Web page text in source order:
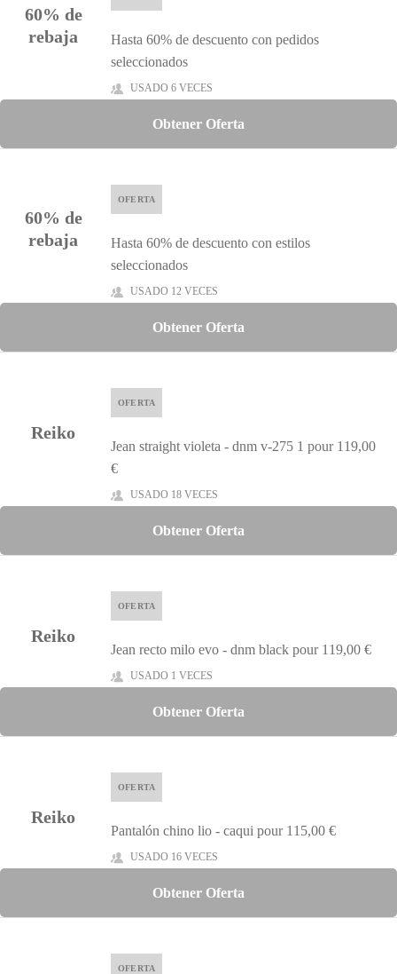
60% de
rebaja
Hasta 60% de descuento con pedidos
seleccionados
USADO 6 VECES
Obtener Oferta
60% de
rebaja
OFERTA
Hasta 60% de descuento con estilos
seleccionados
USADO 12 VECES
Obtener Oferta
Reiko
OFERTA
Jean straight violeta - dnm v-275 1 pour 119,00
€
USADO 18 VECES
Obtener Oferta
Reiko
OFERTA
Jean recto milo evo - dnm black pour 119,00 €
USADO 1 VECES
Obtener Oferta
Reiko
OFERTA
Pantalón chino lio - caqui pour 115,00 €
USADO 16 VECES
Obtener Oferta
OFERTA